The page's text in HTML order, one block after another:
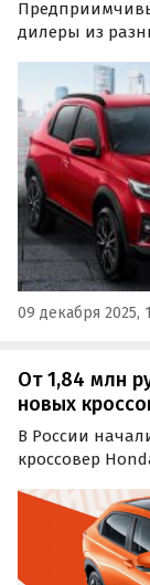
дилеры из
кроссоверов
09 декабря 2025,
От 1,84 млн
новых
В России
кроссовер
«заказные»
сообщает